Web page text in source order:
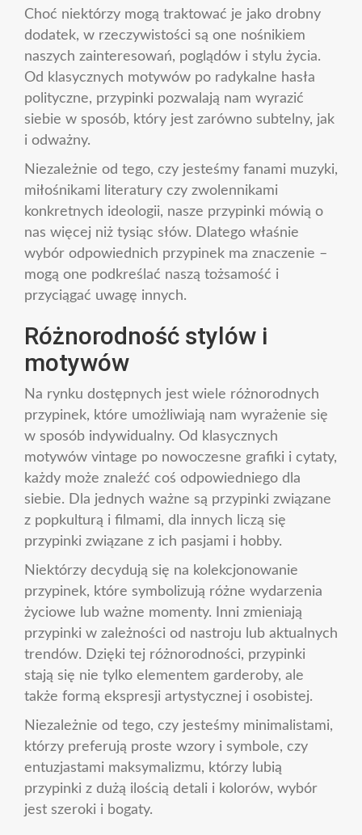
Choć niektórzy mogą traktować je jako drobny
dodatek, w rzeczywistości są one nośnikiem
naszych zainteresowań, poglądów i stylu życia.
Od klasycznych motywów po radykalne hasła
polityczne, przypinki pozwalają nam wyrazić
siebie w sposób, który jest zarówno subtelny, jak
i odważny.
Niezależnie od tego, czy jesteśmy fanami muzyki,
miłośnikami literatury czy zwolennikami
konkretnych ideologii, nasze przypinki mówią o
nas więcej niż tysiąc słów. Dlatego właśnie
wybór odpowiednich przypinek ma znaczenie –
mogą one podkreślać naszą tożsamość i
przyciągać uwagę innych.
Różnorodność stylów i
motywów
Na rynku dostępnych jest wiele różnorodnych
przypinek, które umożliwiają nam wyrażenie się
w sposób indywidualny. Od klasycznych
motywów vintage po nowoczesne grafiki i cytaty,
każdy może znaleźć coś odpowiedniego dla
siebie. Dla jednych ważne są przypinki związane
z popkulturą i filmami, dla innych liczą się
przypinki związane z ich pasjami i hobby.
Niektórzy decydują się na kolekcjonowanie
przypinek, które symbolizują różne wydarzenia
życiowe lub ważne momenty. Inni zmieniają
przypinki w zależności od nastroju lub aktualnych
trendów. Dzięki tej różnorodności, przypinki
stają się nie tylko elementem garderoby, ale
także formą ekspresji artystycznej i osobistej.
Niezależnie od tego, czy jesteśmy minimalistami,
którzy preferują proste wzory i symbole, czy
entuzjastami maksymalizmu, którzy lubią
przypinki z dużą ilością detali i kolorów, wybór
jest szeroki i bogaty.